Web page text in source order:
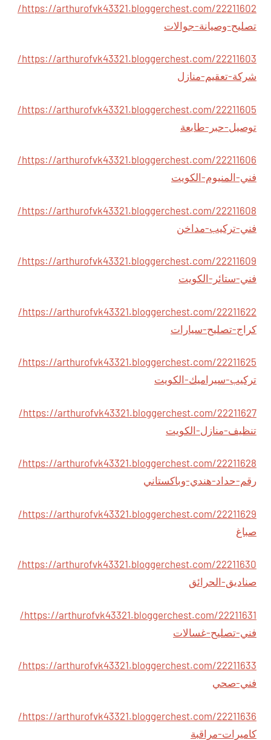
https://arthurofvk43321.bloggerchest.com/22211602/
تصليح-وصيانة-جوالات
https://arthurofvk43321.bloggerchest.com/22211603/
شركة-تعقيم-منازل
https://arthurofvk43321.bloggerchest.com/22211605/
توصيل-حبر-طابعة
https://arthurofvk43321.bloggerchest.com/22211606/
فني-المنيوم-الكويت
https://arthurofvk43321.bloggerchest.com/22211608/
فني-تركيب-مداخن
https://arthurofvk43321.bloggerchest.com/22211609/
فني-ستائر-الكويت
https://arthurofvk43321.bloggerchest.com/22211622/
كراج-تصليح-سيارات
https://arthurofvk43321.bloggerchest.com/22211625/
تركيب-سيراميك-الكويت
https://arthurofvk43321.bloggerchest.com/22211627/
تنظيف-منازل-الكويت
https://arthurofvk43321.bloggerchest.com/22211628/
رقم-حداد-هندي-وباكستاني
https://arthurofvk43321.bloggerchest.com/22211629/
صباغ
https://arthurofvk43321.bloggerchest.com/22211630/
صناديق-الحرائق
https://arthurofvk43321.bloggerchest.com/22211631/
فني-تصليح-غسالات
https://arthurofvk43321.bloggerchest.com/22211633/
فني-صحي
https://arthurofvk43321.bloggerchest.com/22211636/
كاميرات-مراقبة